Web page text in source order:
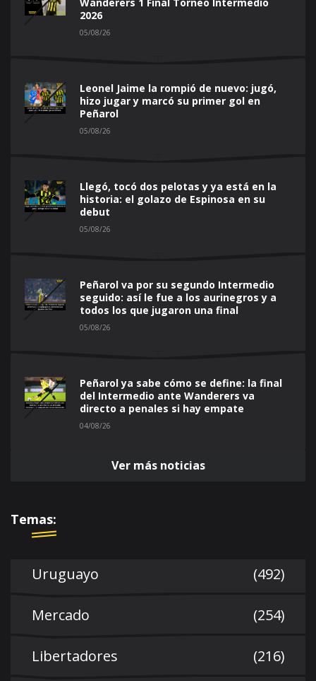
2026
05/08/26
Leonel Jaime la rompió de nuevo: jugó,
hizo jugar y marcó su primer gol en
Peñarol
05/08/26
Llegó, tocó dos pelotas y ya está en la
historia: el golazo de Espinosa en su
debut
05/08/26
Peñarol va por su segundo Intermedio
seguido: así le fue a los aurinegros y a
todos los que jugaron una final
05/08/26
Peñarol ya sabe cómo se define: la final
del Intermedio ante Wanderers va
directo a penales si hay empate
04/08/26
Ver más noticias
Temas:
Uruguayo (492)
Mercado (254)
Libertadores (216)